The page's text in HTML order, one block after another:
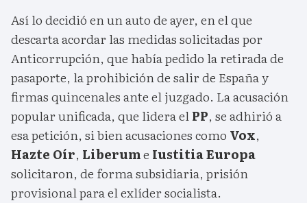
Así lo decidió en un auto de ayer, en el que
descarta acordar las medidas solicitadas por
Anticorrupción, que había pedido la retirada de
pasaporte, la prohibición de salir de España y
firmas quincenales ante el juzgado. La acusación
popular unificada, que lidera elPP, se adhirió a
esa petición, si bien acusaciones como Vox,
Hazte Oír, Liberume Iustitia Europa
solicitaron, de forma subsidiaria, prisión
provisional para el exlíder socialista.